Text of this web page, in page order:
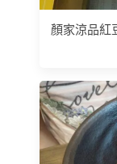
顏家涼品紅